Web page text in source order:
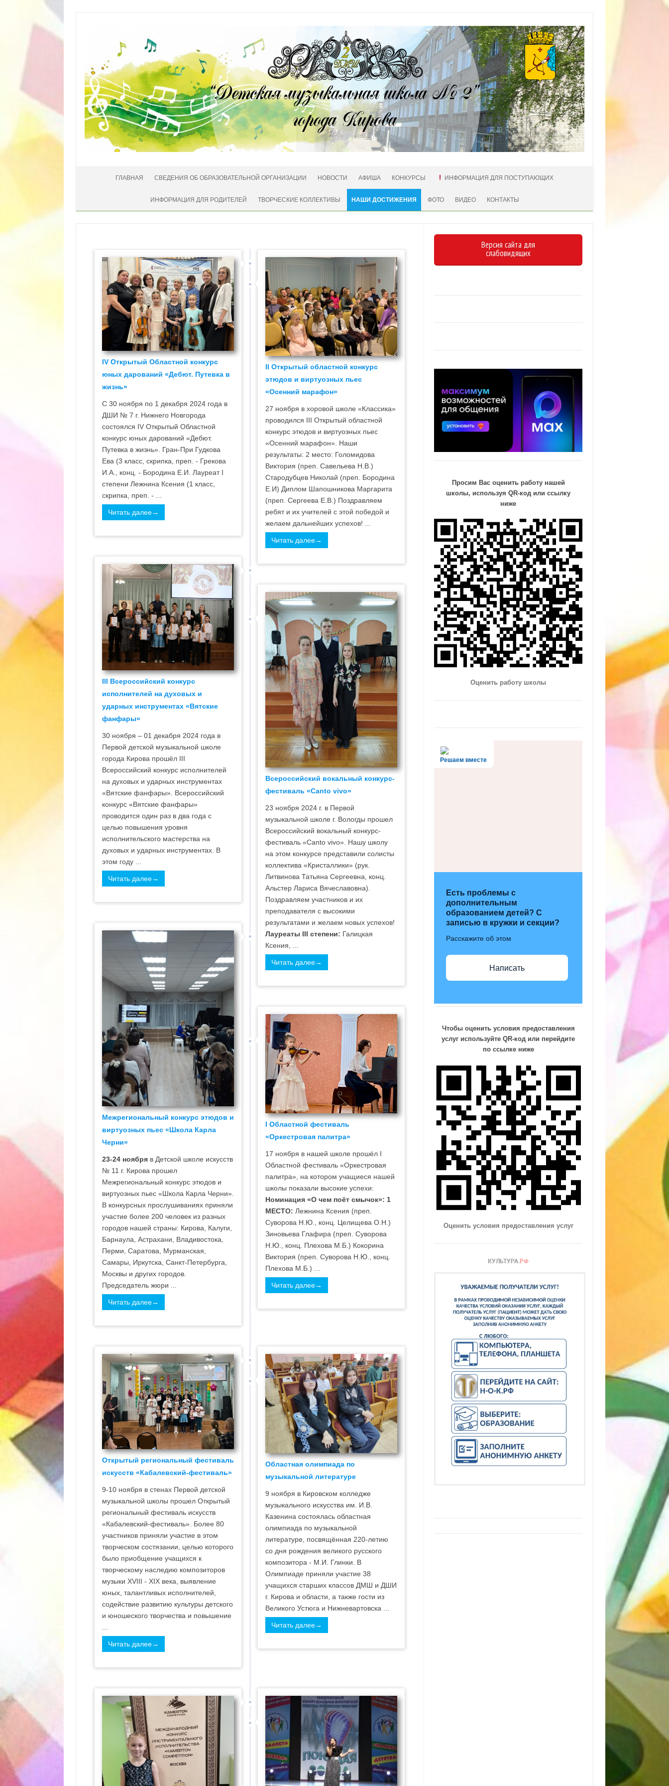
ГЛАВНАЯ СВЕДЕНИЯ ОБ ОБРАЗОВАТЕЛЬНОЙ ОРГАНИЗАЦИИ НОВОСТИ АФИША КОНКУРСЫ ИНФОРМАЦИЯ ДЛЯ ПОСТУПАЮЩИХ
ИНФОРМАЦИЯ ДЛЯ РОДИТЕЛЕЙ ТВОРЧЕСКИЕ КОЛЛЕКТИВЫ НАШИ ДОСТИЖЕНИЯ ФОТО ВИДЕО КОНТАКТЫ
IV Открытый Областной конкурс
юных дарований «Дебют. Путевка в
жизнь»
С 30 ноября по 1 декабря 2024 года в
ДШИ № 7 г. Нижнего Новгорода
состоялся IV Открытый Областной
конкурс юных дарований «Дебют.
Путевка в жизнь». Гран-При Гудкова
Ева (3 класс, скрипка, преп. - Грекова
И.А., конц. - Бородина Е.И. Лауреат I
степени Лежнина Ксения (1 класс,
скрипка, преп. - ...
Читать далее→
II Открытый областной конкурс
этюдов и виртуозных пьес
«Осенний марафон»
27 ноября в хоровой школе «Классика»
проводился III Открытый областной
конкурс этюдов и виртуозных пьес
«Осенний марафон». Наши
результаты: 2 место: Голомидова
Виктория (преп. Савельева Н.В.)
Стародубцев Николай (преп. Бородина
Е.И) Диплом Шапошникова Маргарита
(преп. Сергеева Е.В.) Поздравляем
ребят и их учителей с этой победой и
желаем дальнейших успехов! ...
Читать далее→
III Всероссийский конкурс
исполнителей на духовых и
ударных инструментах «Вятские
фанфары»
30 ноября – 01 декабря 2024 года в
Первой детской музыкальной школе
города Кирова прошёл III
Всероссийский конкурс исполнителей
на духовых и ударных инструментах
«Вятские фанфары». Всероссийский
конкурс «Вятские фанфары»
проводится один раз в два года с
целью повышения уровня
исполнительского мастерства на
духовых и ударных инструментах. В
этом году ...
Читать далее→
Всероссийский вокальный конкурс-
фестиваль «Canto vivo»
23 ноября 2024 г. в Первой
музыкальной школе г. Вологды прошел
Всероссийский вокальный конкурс-
фестиваль «Canto vivo». Нашу школу
на этом конкурсе представили солисты
коллектива «Кристаллики» (рук.
Литвинова Татьяна Сергеевна, конц.
Альстер Лариса Вячеславовна).
Поздравляем участников и их
преподавателя с высокими
результатами и желаем новых успехов!
Лауреаты III степени: Галицкая
Ксения, ...
Читать далее→
Межрегиональный конкурс этюдов и
виртуозных пьес «Школа Карла
Черни»
23-24 ноября в Детской школе искусств
№ 11 г. Кирова прошел
Межрегиональный конкурс этюдов и
виртуозных пьес «Школа Карла Черни».
В конкурсных прослушиваниях приняли
участие более 200 человек из разных
городов нашей страны: Кирова, Калуги,
Барнаула, Астрахани, Владивостока,
Перми, Саратова, Мурманская,
Самары, Иркутска, Санкт-Петербурга,
Москвы и других городов.
Председатель жюри ...
Читать далее→
I Областной фестиваль
«Оркестровая палитра»
17 ноября в нашей школе прошёл I
Областной фестиваль «Оркестровая
палитра», на котором учащиеся нашей
школы показали высокие успехи:
Номинация «О чем поёт смычок»: 1
МЕСТО: Лежнина Ксения (преп.
Суворова Н.Ю., конц. Целищева О.Н.)
Зиновьева Глафира (преп. Суворова
Н.Ю., конц. Плехова М.Б.) Кокорина
Виктория (преп. Суворова Н.Ю., конц.
Плехова М.Б.) ...
Читать далее→
Открытый региональный фестиваль
искусств «Кабалевский-фестиваль»
9-10 ноября в стенах Первой детской
музыкальной школы прошел Открытый
региональный фестиваль искусств
«Кабалевский-фестиваль». Более 80
участников приняли участие в этом
творческом состязании, целью которого
было приобщение учащихся к
творческому наследию композиторов
музыки XVIII - XIX века, выявление
юных, талантливых исполнителей,
содействие развитию культуры детского
и юношеского творчества и повышение
...
Читать далее→
Областная олимпиада по
музыкальной литературе
9 ноября в Кировском колледже
музыкального искусства им. И.В.
Казенина состоялась областная
олимпиада по музыкальной
литературе, посвящённая 220-летию
со дня рождения великого русского
композитора - М.И. Глинки. В
Олимпиаде приняли участие 38
учащихся старших классов ДМШ и ДШИ
г. Кирова и области, а также гости из
Великого Устюга и Нижневартовска ...
Читать далее→
Версия сайта для
слабовидящих
Просим Вас оценить работу нашей
школы, используя QR-код или ссылку
ниже
Оценить работу школы
Решаем вместе
Есть проблемы с
дополнительным
образованием детей? С
записью в кружки и секции?
Расскажите об этом
Написать
Чтобы оценить условия предоставления
услуг используйте QR-код или перейдите
по ссылке ниже
Оценить условия предоставления услуг